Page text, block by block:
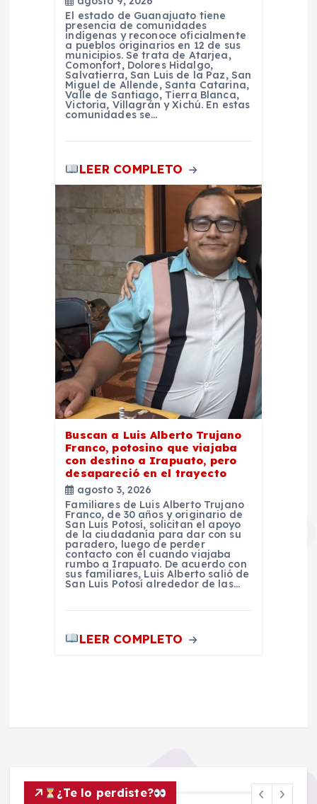
El estado de Guanajuato tiene
presencia de comunidades
indígenas y reconoce oficialmente
a pueblos originarios en 12 de sus
municipios. Se trata de Atarjea,
Comonfort, Dolores Hidalgo,
Salvatierra, San Luis de la Paz, San
Miguel de Allende, Santa Catarina,
Valle de Santiago, Tierra Blanca,
Victoria, Villagrán y Xichú. En estas
comunidades se…
LEER COMPLETO
Buscan a Luis Alberto Trujano
Franco, potosino que viajaba
con destino a Irapuato, pero
desapareció en el trayecto
agosto 3, 2026
Familiares de Luis Alberto Trujano
Franco, de 30 años y originario de
San Luis Potosí, solicitan el apoyo
de la ciudadanía para dar con su
paradero, luego de perder
contacto con él cuando viajaba
rumbo a Irapuato. De acuerdo con
sus familiares, Luis Alberto salió de
San Luis Potosí alrededor de las…
LEER COMPLETO
¿Te lo perdiste?